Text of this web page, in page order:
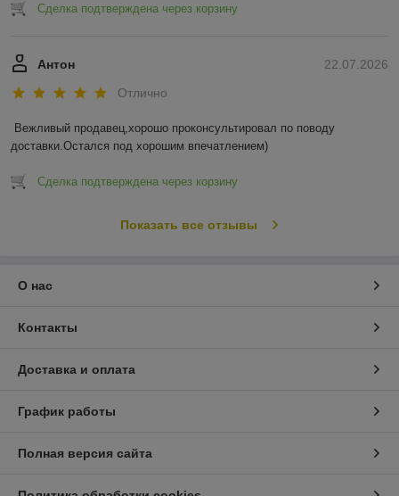
Сделка подтверждена через корзину
22.07.2026
Антон
Отлично
Вежливый продавец,хорошо проконсультировал по поводу
доставки.Остался под хорошим впечатлением)
Сделка подтверждена через корзину
Показать все отзывы
О нас
Контакты
Доставка и оплата
График работы
Полная версия сайта